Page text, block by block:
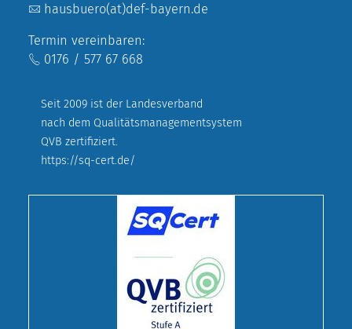
hausbuero(at)def-bayern.de
Termin vereinbaren:
0176 / 577 67 668
Seit 2009 ist der Landesverband
nach dem Qualitätsmanagementsystem
QVB zertifiziert.
https://sq-cert.de/